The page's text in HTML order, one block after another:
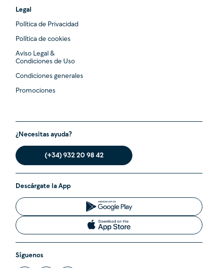
Legal
Política de Privacidad
Política de cookies
Aviso Legal &
Condiciones de Uso
Condiciones generales
Promociones
¿Necesitas ayuda?
(+34) 932 20 98 42
Descárgate la App
Síguenos